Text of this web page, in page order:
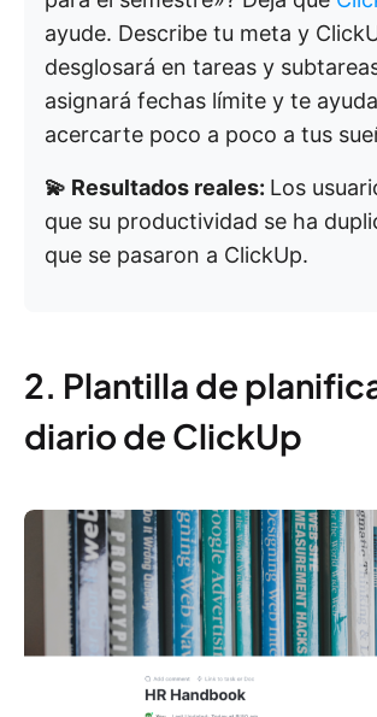
ayude. Describe tu meta y
desglosará en tareas y
asignará fechas límite y te
acercarte poco a poco a tus
💫 Resultados reales: Los
que su productividad se ha
que se pasaron a ClickUp.
2. Plantilla de
diario de ClickUp